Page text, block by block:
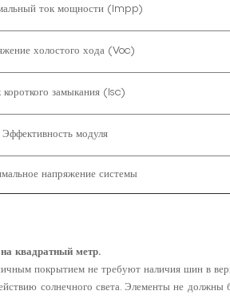
ток мощности (Impp)
холостого хода (Voc)
короткого замыкания (Isc)
Эффективность модуля
напряжение системы
квадратный метр.
покрытием не требуют наличия шин в
солнечного света. Элементы не